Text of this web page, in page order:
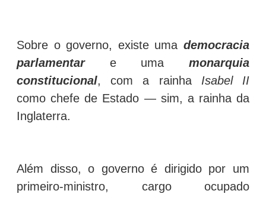
Sobre o governo, existe uma democracia
parlamentar e umamonarquia
constitucional, com a rainhaIsabel II
como chefe de Estado — sim, a rainha da
Inglaterra.
Além disso, o governo é dirigido por um
primeiro-ministro, cargo ocupado